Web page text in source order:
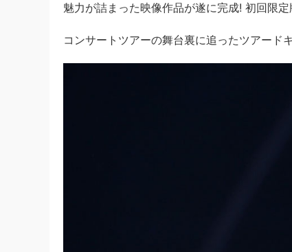
魅力が詰まった映像作品が遂に完成! 初回限
コンサートツアーの舞台裏に追ったツアード